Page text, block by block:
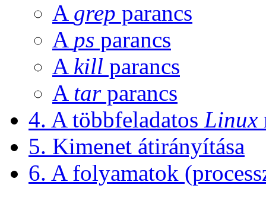
A grep parancs
A ps parancs
A kill parancs
A tarparancs
4. A többfeladatos Linux
5. Kimenet átirányítása
6. A folyamatok